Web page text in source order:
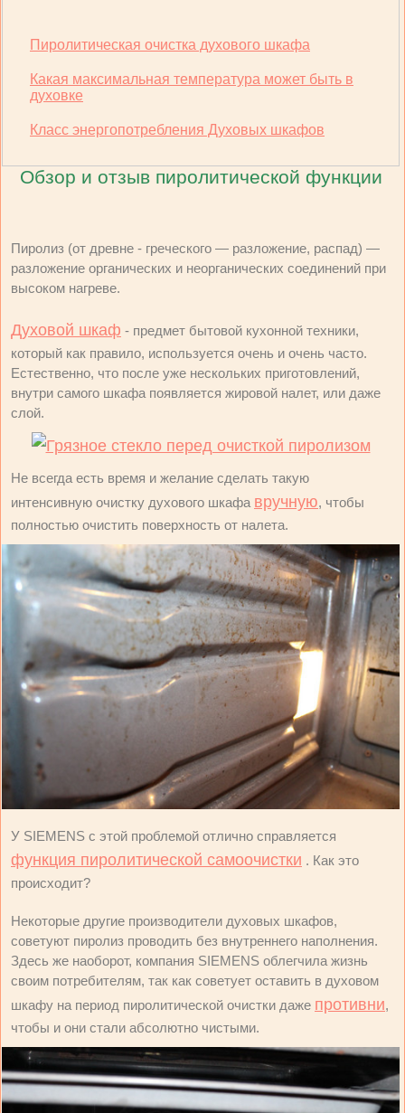
Пиролитическая очистка духового шкафа
Какая максимальная температура может быть в
духовке
Класс энергопотребления Духовых шкафов
Обзор и отзыв пиролитической функции
Пиролиз (от древне - греческого — разложение, распад) —
разложение органических и неорганических соединений при
высоком нагреве.
Духовой шкаф - предмет бытовой кухонной техники,
который как правило, используется очень и очень часто.
Естественно, что после уже нескольких приготовлений,
внутри самого шкафа появляется жировой налет, или даже
слой.
Не всегда есть время и желание сделать такую
интенсивную очистку духового шкафа вручную, чтобы
полностью очистить поверхность от налета.
У SIЕMENS с этой проблемой отлично справляется
функция пиролитической самоочистки . Как это
происходит?
Некоторые другие производители духовых шкафов,
советуют пиролиз проводить без внутреннего наполнения.
Здесь же наоборот, компания SIЕMENS облегчила жизнь
своим потребителям, так как советует оставить в духовом
шкафу на период пиролитической очистки даже противни,
чтобы и они стали абсолютно чистыми.